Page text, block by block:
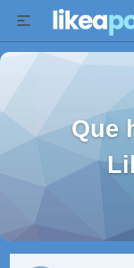
Que